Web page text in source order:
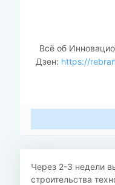
Всё об
Дзен: https://
​Через 2-3 недели
строительства